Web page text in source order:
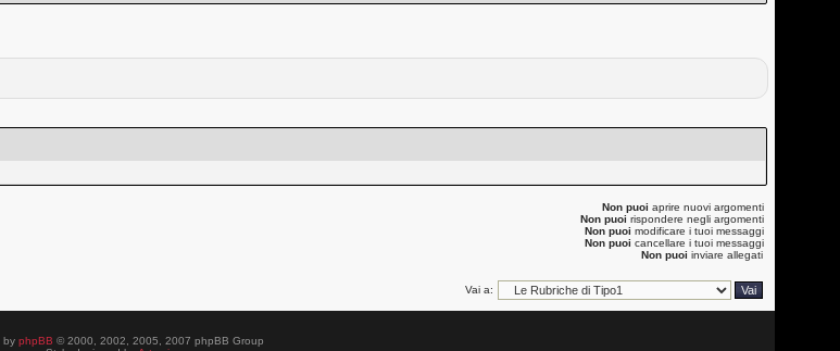
Non puoi aprire nuovi argomenti
Non puoi rispondere negli argomenti
Non puoi modificare i tuoi messaggi
Non puoi cancellare i tuoi messaggi
Non puoi inviare allegati
Vai a:
by phpBB © 2000, 2002, 2005, 2007 phpBB Group